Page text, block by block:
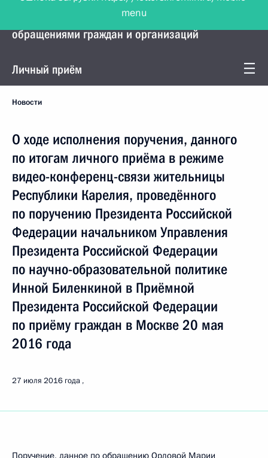
Управление Президента по работе с
обращениями граждан и организаций
Личный приём
Новости
О ходе исполнения поручения, данного
по итогам личного приёма в режиме
видео-конференц-связи жительницы
Республики Карелия, проведённого
по поручению Президента Российской
Федерации начальником Управления
Президента Российской Федерации
по научно-образовательной политике
Инной Биленкиной в Приёмной
Президента Российской Федерации
по приёму граждан в Москве 20 мая
2016 года
27 июля 2016 года
Поручение, данное по обращению Орловой Марии
menu